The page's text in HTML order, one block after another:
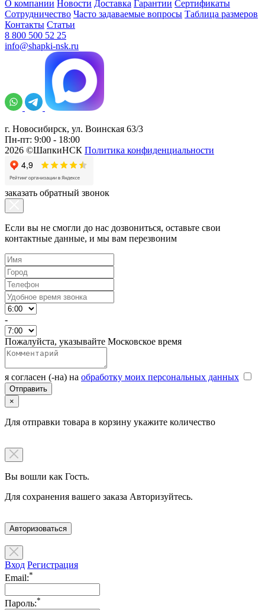
О компании Новости Доставка Гарантии Сертификаты
Сотрудничество Часто задаваемые вопросы Таблица размеров
Контакты Статьи
8 800 500 52 25
info@shapki-nsk.ru
г. Новосибирск, ул. Воинская 63/3
Пн-пт: 9:00 - 18:00
2026 ©ШапкиНСК Политика конфиденциальности
заказать обратный звонок
Если вы не смогли до нас дозвониться, оставьте свои
контактные данные, и мы вам перезвоним
-
Пожалуйста, указывайте Московское время
я согласен (-на) на обработку моих персональных данных
×
Для отправки товара в корзину укажите количество
Вы вошли как Гость.
Для сохранения вашего заказа Авторизуйтесь.
Авторизоваться
Вход Регистрация
Email:*
Пароль:*